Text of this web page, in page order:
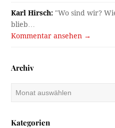
Karl Hirsch: "Wo sind wir?
blieb…
Kommentar ansehen →
Archiv
Kategorien